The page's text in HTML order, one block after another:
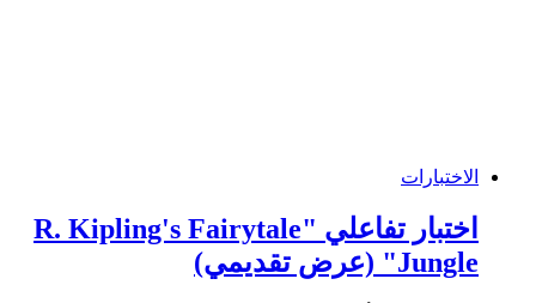
الاختبارات
اختبار تفاعلي "R. Kipling's Fairytale
Jungle" (عرض تقديمي)